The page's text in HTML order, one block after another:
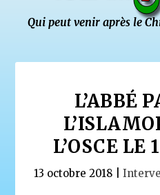
L’ABBÉ
L’OSCE LE
13 octobre 2018